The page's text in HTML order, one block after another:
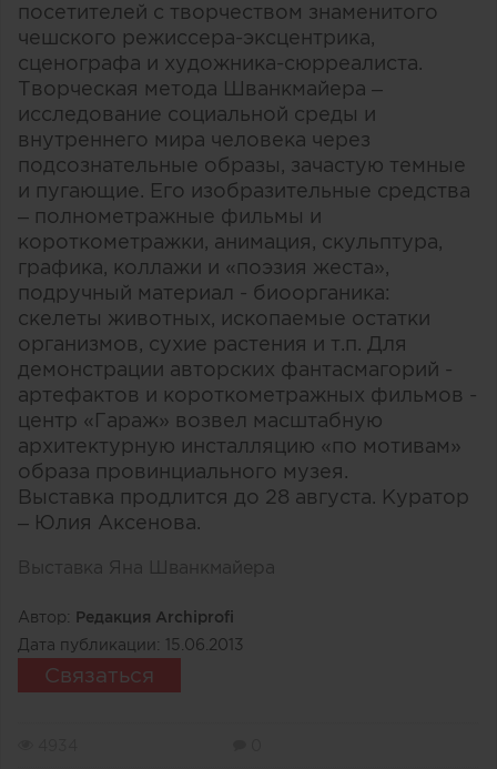
посетителей с творчеством знаменитого
чешского режиссера-эксцентрика,
сценографа и художника-сюрреалиста.
Творческая метода Шванкмайера –
исследование социальной среды и
внутреннего мира человека через
подсознательные образы, зачастую темные
и пугающие. Его изобразительные средства
– полнометражные фильмы и
короткометражки, анимация, скульптура,
графика, коллажи и «поэзия жеста»,
подручный материал - биоорганика:
скелеты животных, ископаемые остатки
организмов, сухие растения и т.п. Для
демонстрации авторских фантасмагорий -
артефактов и короткометражных фильмов -
центр «Гараж» возвел масштабную
архитектурную инсталляцию «по мотивам»
образа провинциального музея.
Выставка продлится до 28 августа. Куратор
– Юлия Аксенова.
Выставка Яна Шванкмайера
Автор: Редакция Archiprofi
Дата публикации: 15.06.2013
Связаться